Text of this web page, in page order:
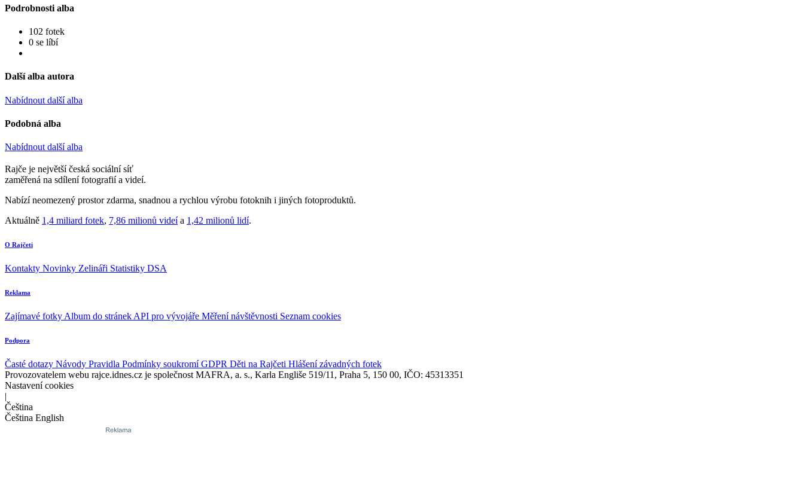
Podrobnosti alba
102 fotek
0 se líbí
Další alba autora
Nabídnout další alba
Podobná alba
Nabídnout další alba
Rajče je největší česká sociální síť
zaměřená na sdílení fotografií a videí.
Nabízí neomezený prostor zdarma, snadnou a rychlou výrobu fotoknih i jiných fotoproduktů.
Aktuálně 1,4 miliard fotek, 7,86 milionů videía 1,42 milionů lidí.
O Rajčeti
Kontakty Novinky Zelináři Statistiky DSA
Reklama
Zajímavé fotky Album do stránek API pro vývojáře Měření návštěvnosti Seznam cookies
Podpora
Časté dotazy Návody Pravidla Podmínky soukromíGDPR Děti na Rajčeti Hlášení závadných fotek
Provozovatelem webu rajce.idnes.cz je společnost MAFRA, a. s., Karla Engliše 519/11, Praha 5, 150 00, IČO: 45313351
Nastavení cookies
|
Čeština
Čeština English